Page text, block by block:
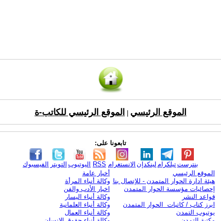
الموقع الرئيسي الموقع الرئيسي للكاتب-ة
تابعونا على:
الفيسبوك التويتر اليوتيوب RSS الانستغرام لينكدإن تيلكرامبنترست
الموقع الرئيسي
هيئة ادارة الحوار المتمدن - للإتصال بنا
إحصائيات مؤسسة الحوار المتمدن
قواعد النشر
ابرز كتاب / كاتبات الحوار المتمدن
يوتيوب التمدن
أخبار عامة
وكالة أنباء المرأة
اخبار الأدب والفن
وكالة أنباء اليسار
وكالة أنباء العلمانية
وكالة أنباء العمال